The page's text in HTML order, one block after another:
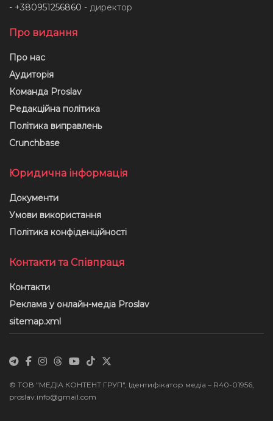
- +380951256860 - директор
Про видання
Про нас
Аудиторія
Команда Proslav
Редакційна політика
Політика виправлень
Crunchbase
Юридична інформація
Документи
Умови використання
Політика конфіденційності
Контакти та Співпраця
Контакти
Реклама у онлайн-медіа Proslav
sitemap.xml
© ТОВ "МЕДІА КОНТЕНТ ГРУП", Ідентифікатор медіа – R40-01956,
proslav.info@gmail.com